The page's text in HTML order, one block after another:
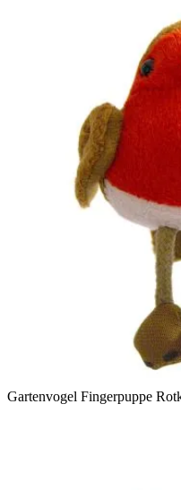
Gartenvogel Fingerpuppe